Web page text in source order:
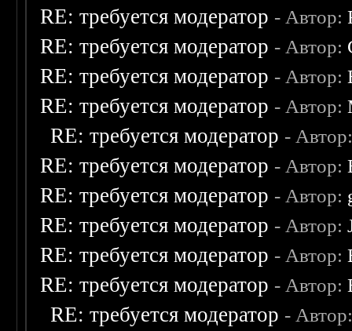
RE: требуется модератор - Автор:
RE: требуется модератор - Автор:
RE: требуется модератор - Автор:
RE: требуется модератор - Автор:
RE: требуется модератор -
RE: требуется модератор - Автор:
RE: требуется модератор - Автор:
RE: требуется модератор - Автор:
RE: требуется модератор - Автор:
RE: требуется модератор - Автор:
RE: требуется модератор -